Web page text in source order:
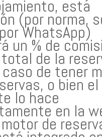
esta
(por norma,
WhatsApp)
un % de
de la
caso de tener
o bien el
lo hace
en la
de